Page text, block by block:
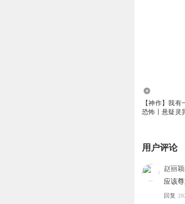
【神作】我
恐怖丨悬疑灵
用户评论
赵丽
应该
回复